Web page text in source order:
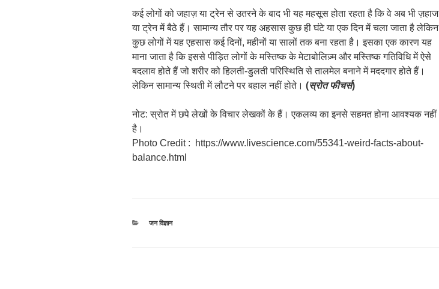
कई लोगों को जहाज़ या ट्रेन से उतरने के बाद भी यह महसूस होता रहता है कि वे अब भी ज़हाज
या ट्रेन में बैठे हैं। सामान्य तौर पर यह अहसास कुछ ही घंटे या एक दिन में चला जाता है लेकिन
कुछ लोगों में यह एहसास कई दिनों, महीनों या सालों तक बना रहता है। इसका एक कारण यह
माना जाता है कि इससे पीड़ित लोगों के मस्तिष्क के मेटाबोलिज़्म और मस्तिष्क गतिविधि में ऐसे
बदलाव होते हैं जो शरीर को हिलती-डुलती परिस्थिति से तालमेल बनाने में मददगार होते हैं।
लेकिन सामान्य स्थिती में लौटने पर बहाल नहीं होते। (स्रोत फीचर्स)
नोट: स्रोत में छपे लेखों के विचार लेखकों के हैं। एकलव्य का इनसे सहमत होना आवश्यक नहीं
है।
Photo Credit : https://www.livescience.com/55341-weird-facts-about-
balance.html
श्रेणियाँ
जन विज्ञान